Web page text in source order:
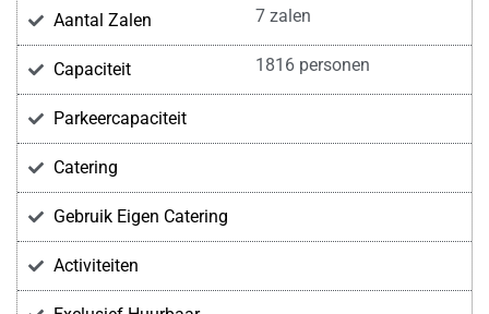
Aantal Zalen 7 zalen
Capaciteit 1816 personen
Parkeercapaciteit
Catering
Gebruik Eigen Catering
Activiteiten